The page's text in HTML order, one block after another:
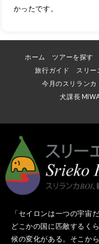
かったです。
ホーム ツアーを探す
旅行ガイド
スリー
今月のスリランカ
犬課長
「セイロンは一つの宇宙
どこかの国に匹敵するく
候の変化がある。そこか